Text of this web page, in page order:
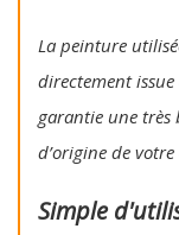
La peinture
directement
garantie une très
d’origine de votre
Simple